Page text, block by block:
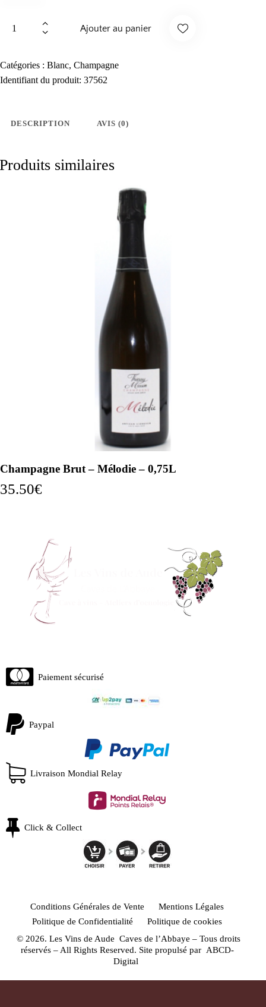
Brut
-
Ajouter au panier
Catégories : Blanc, Champagne
Identifiant du produit: 37562
DESCRIPTION AVIS (0)
Produits similaires
Champagne Brut – Mélodie – 0,75L
35.50€
Paiement sécurisé
Paypal
Livraison Mondial Relay
Click & Collect
Conditions Générales de Vente
Mentions Légales
Politique de Confidentialité
Politique de cookies
© 2026. Les Vins de Aude Caves de l’Abbaye – Tous droits
réservés – All Rights Reserved. Site propulsé par ABCD-
Digital